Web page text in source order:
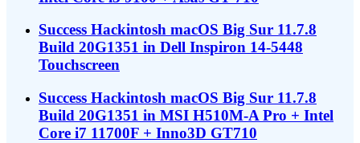
Success Hackintosh macOS Big Sur 11.7.8
Build 20G1351 in Dell Inspiron 14-5448
Touchscreen
Success Hackintosh macOS Big Sur 11.7.8
Build 20G1351 in MSI H510M-A Pro + Intel
Core i7 11700F + Inno3D GT710